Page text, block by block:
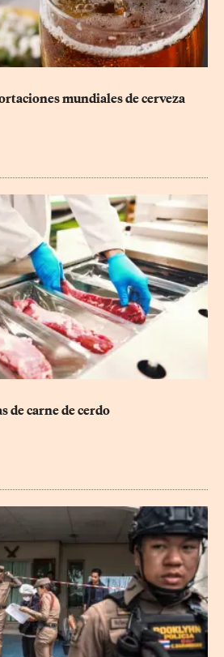
mundiales de cerveza
de carne de cerdo